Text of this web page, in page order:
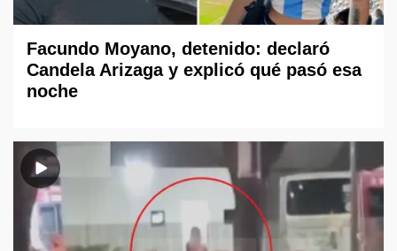
Facundo Moyano, detenido: declaró
Candela Arizaga y explicó qué pasó esa
noche